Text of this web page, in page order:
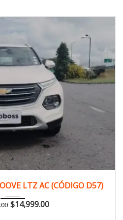
LTZ AC (CÓDIGO D57)
$14,999.00